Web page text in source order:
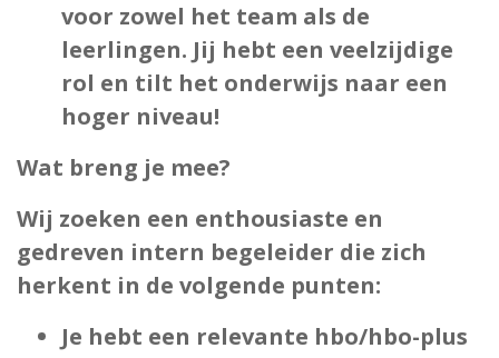
voor zowel het team als de
leerlingen. Jij hebt een veelzijdige
rol en tilt het onderwijs naar een
hoger niveau!
Wat breng je mee?
Wij zoeken een enthousiaste en
gedreven intern begeleider die zich
herkent in de volgende punten:
Je hebt een relevante hbo/hbo-plus